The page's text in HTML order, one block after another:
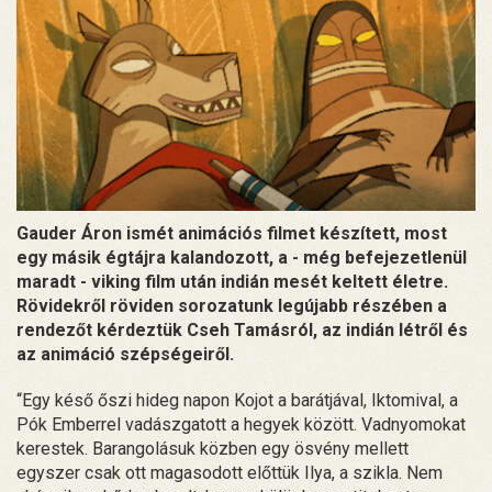
Gauder Áron ismét animációs filmet készített, most
egy másik égtájra kalandozott, a - még befejezetlenül
maradt - viking film után indián mesét keltett életre.
Rövidekről röviden sorozatunk legújabb részében a
rendezőt kérdeztük Cseh Tamásról, az indián létről és
az animáció szépségeiről.
“Egy késő őszi hideg napon Kojot a barátjával, Iktomival, a
Pók Emberrel vadászgatott a hegyek között. Vadnyomokat
kerestek. Barangolásuk közben egy ösvény mellett
egyszer csak ott magasodott előttük Ilya, a szikla. Nem